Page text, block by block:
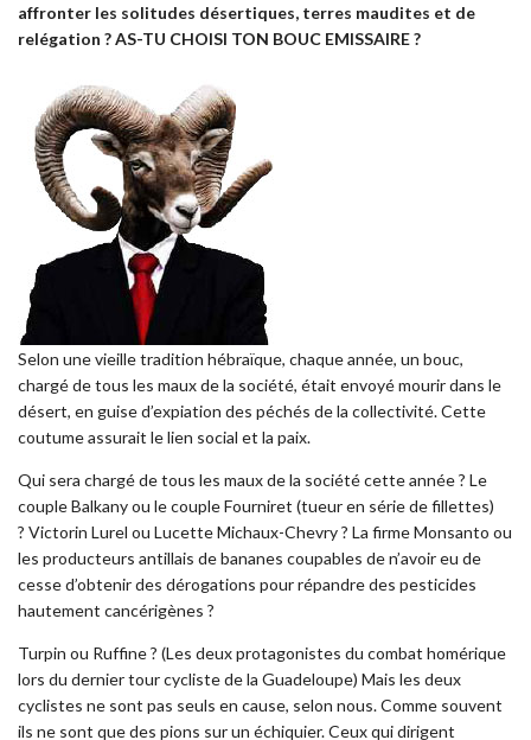
affronter les solitudes désertiques, terres maudites et de
relégation ?AS-TU CHOISI TON BOUC EMISSAIRE ?
Selon une vieille tradition hébraïque, chaque année, un bouc,
chargé de tous les maux de la société, était envoyé mourir dans le
désert, en guise d’expiation des péchés de la collectivité. Cette
coutume assurait le lien social et la paix.
Qui sera chargé de tous les maux de la société cette année ? Le
couple Balkany ou le couple Fourniret (tueur en série de fillettes)
? Victorin Lurel ou Lucette Michaux-Chevry ? La firme Monsanto ou
les producteurs antillais de bananes coupables de n’avoir eu de
cesse d’obtenir des dérogations pour répandre des pesticides
hautement cancérigènes ?
Turpin ou Ruffine ? (Les deux protagonistes du combat homérique
lors du dernier tour cycliste de la Guadeloupe) Mais les deux
cyclistes ne sont pas seuls en cause, selon nous. Comme souvent
ils ne sont que des pions sur un échiquier. Ceux qui dirigent